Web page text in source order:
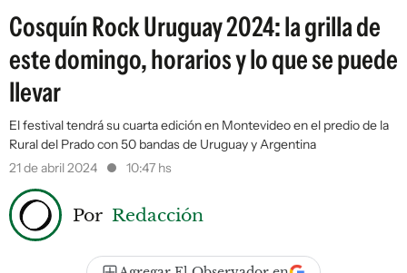
Cosquín Rock Uruguay 2024: la grilla de
este domingo, horarios y lo que se puede
llevar
El festival tendrá su cuarta edición en Montevideo en el predio de la
Rural del Prado con 50 bandas de Uruguay y Argentina
21 de abril 2024
10:47 hs
Por Redacción